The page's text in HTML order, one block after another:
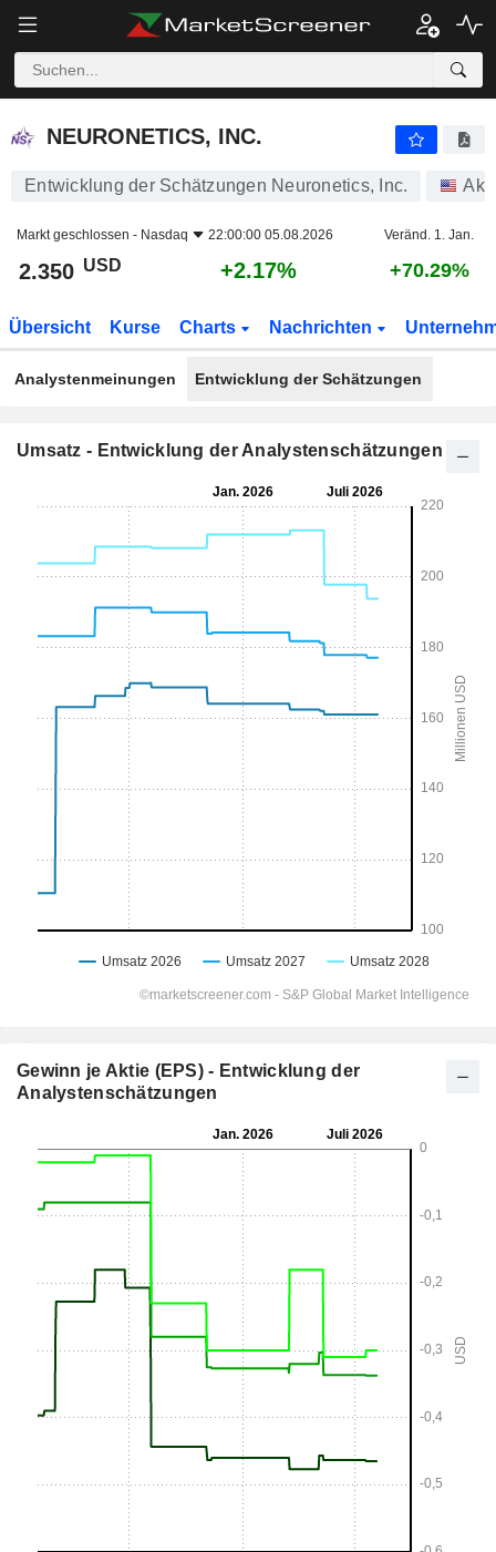
NEURONETICS, INC.
NEURONETICS, INC.
Entwicklung der Schätzungen Neuronetics, Inc.
Markt geschlossen - Nasdaq 22:00:00 05.08.2026 Veränd. 1. Jan.
2.350 USD +2.17% +70.29%
Übersicht Kurse Charts Nachrichten
Analystenmeinungen Entwicklung der Schätzungen
Umsatz - Entwicklung der Analystenschätzungen
Gewinn je Aktie (EPS) - Entwicklung der
Analystenschätzungen